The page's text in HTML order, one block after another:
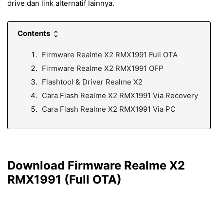
drive dan link alternatif lainnya.
Contents
Firmware Realme X2 RMX1991 Full OTA
Firmware Realme X2 RMX1991 OFP
Flashtool & Driver Realme X2
Cara Flash Realme X2 RMX1991 Via Recovery
Cara Flash Realme X2 RMX1991 Via PC
Download Firmware Realme X2
RMX1991 (Full OTA)